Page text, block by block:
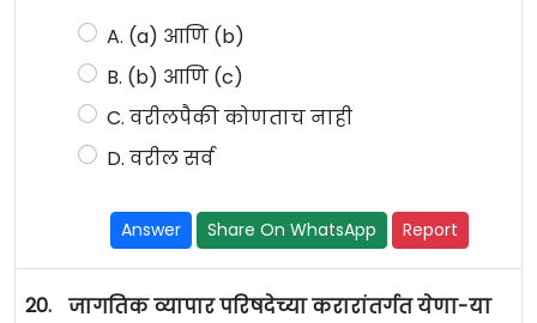
A. (a) आणि (b)
B. (b) आणि (c)
C. वरीलपैकी कोणताच नाही
D. वरील सर्व
Answer Share On WhatsApp Report
20.
जागतिक व्यापार परिषदेच्या करारांतर्गत येणा-या